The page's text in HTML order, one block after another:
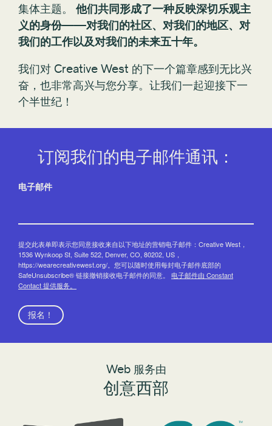
集体主题。 他们共同形成了一种反映深切乐观主
义的身份——对我们的社区、对我们的地区、对
我们的工作以及对我们的未来五十年。
我们对 Creative West 的下一个篇章感到无比兴
奋，也非常高兴与您分享。让我们一起迎接下一
个半世纪！
订阅我们的电子邮件通讯：
电子邮件
提交此表单即表示您同意接收来自以下地址的营销电子邮件：Creative West，
1536 Wynkoop St, Suite 522, Denver, CO, 80202, US，
https://wearecreativewest.org/。您可以随时使用每封电子邮件底部的
SafeUnsubscribe® 链接撤销接收电子邮件的同意。 电子邮件由 Constant
Contact 提供服务。
报名！
Web 服务由
创意西部